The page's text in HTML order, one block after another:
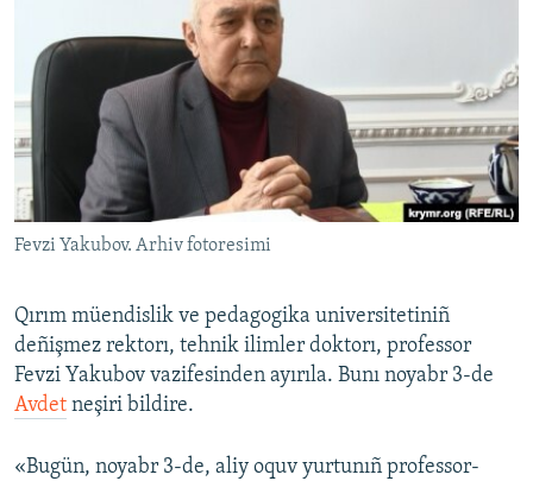
BLOGLAR
FİKİR
Русский
Українською
QOŞULIÑIZ!
RFE/RS bütün saytları
Fevzi Yakubov. Arhiv fotoresimi
Qırım müendislik ve pedagogika universitetiniñ
deñişmez rektorı, tehnik ilimler doktorı, professor
Fevzi Yakubov vazifesinden ayırıla. Bunı noyabr 3-de
Avdet neşiri bildire.
«Bugün, noyabr 3-de, aliy oquv yurtunıñ professor-